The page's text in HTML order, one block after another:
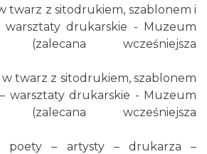
w twarz z sitodrukiem, szablonem i
warsztaty drukarskie - Muzeum
(zalecana wcześniejsza
w twarz z sitodrukiem, szablonem
warsztaty drukarskie - Muzeum
(zalecana wcześniejsza
poety – artysty – drukarza –